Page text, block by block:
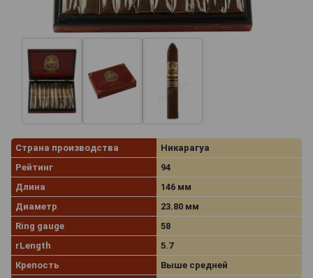
Страна производства
Никарагуа
Рейтинг
94
Длина
146 мм
Диаметр
23.80 мм
Ring gauge
58
rLength
5.7
Крепость
Выше средней